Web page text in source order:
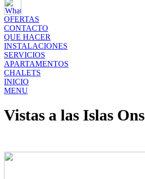
OFERTAS
CONTACTO
QUE HACER
INSTALACIONES
SERVICIOS
APARTAMENTOS
CHALETS
INICIO
MENU
Vistas a las Islas Ons